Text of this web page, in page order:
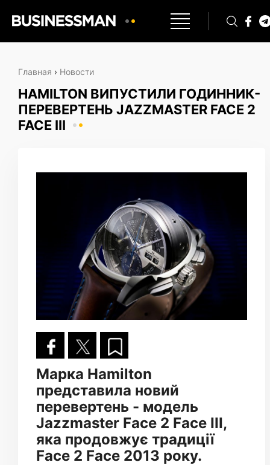
Главная › Новости
HAMILTON ВИПУСТИЛИ ГОДИННИК-
ПЕРЕВЕРТЕНЬ JAZZMASTER FACE 2
FACE III
Марка Hamilton
представила новий
перевертень - модель
Jazzmaster Face 2 Face III,
яка продовжує традиції
Face 2 Face 2013 року.